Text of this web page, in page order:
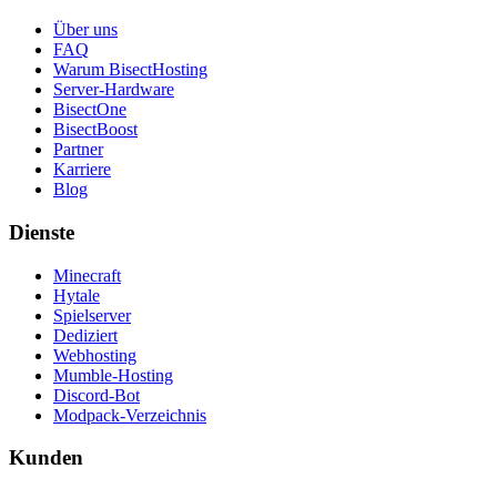
Über uns
FAQ
Warum BisectHosting
Server-Hardware
BisectOne
BisectBoost
Partner
Karriere
Blog
Dienste
Minecraft
Hytale
Spielserver
Dediziert
Webhosting
Mumble-Hosting
Discord-Bot
Modpack-Verzeichnis
Kunden